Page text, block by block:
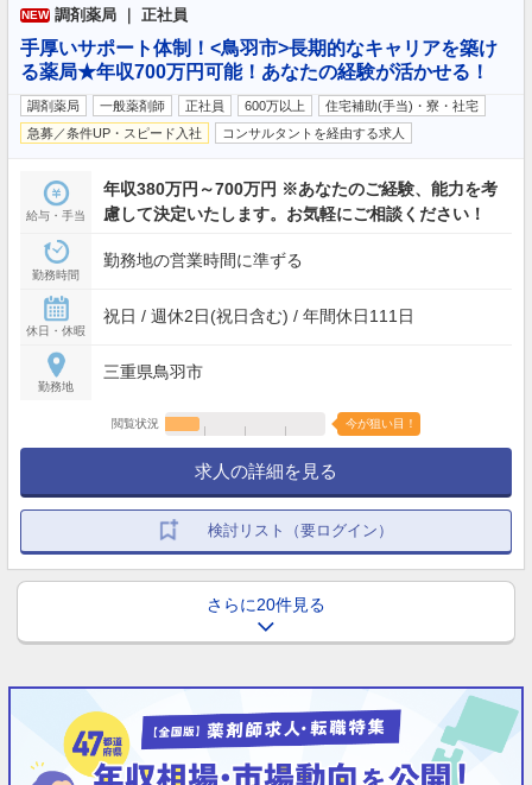
NEW 調剤薬局 ｜ 正社員
手厚いサポート体制！<鳥羽市>長期的なキャリアを築け
る薬局★年収700万円可能！あなたの経験が活かせる！
調剤薬局 一般薬剤師 正社員 600万以上
住宅補助(手当)・寮・社宅
急募／条件UP・スピード入社
コンサルタントを経由する求人
給与・手当
年収380万円～700万円 ※あなたのご経験、能力を考
慮して決定いたします。お気軽にご相談ください！
勤務時間
勤務地の営業時間に準ずる
休日・休暇
祝日 / 週休2日(祝日含む) / 年間休日111日
勤務地
三重県鳥羽市
閲覧状況 今が狙い目！
求人の詳細を見る
検討リスト（要ログイン）
さらに20件見る